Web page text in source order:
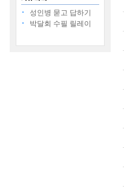
성인병 묻고 답하기
박달회 수필 릴레이